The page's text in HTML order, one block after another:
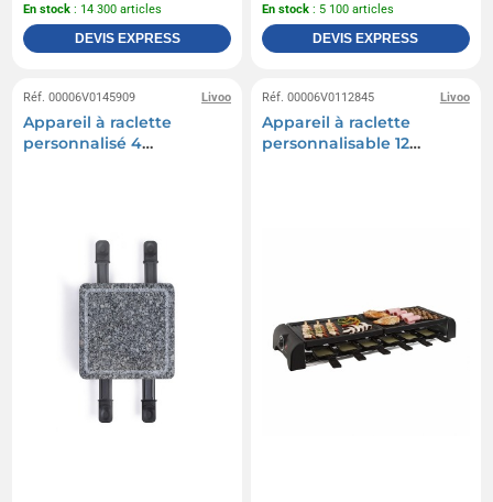
En stock : 14 300 articles
DEVIS EXPRESS
En stock : 5 100 articles
DEVIS EXPRESS
Livoo
Réf. 00006V0145909
Appareil à raclette
personnalisé 4
Livoo
Réf. 00006V0112845
Appareil à raclette
personnalisable 12